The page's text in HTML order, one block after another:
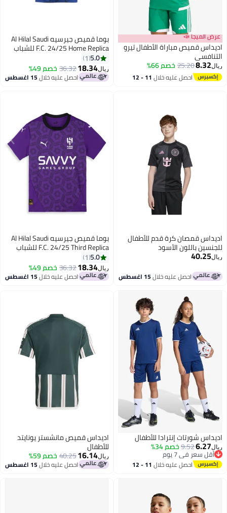
عرض الميجا 📣
اديداس قميص مباراة الأطفال تيرو
التنافسي
ريال8.32
25.20خصم 66%
احصل عليه خلال 11 - 12
بوما قميص جيرسيه Al Hilal Saudi
F.C. 24/25 Home Replica للشباب
5.0
1
ريال18.34
36.32خصم 49%
احصل عليه خلال15 اغسطس
اديداس قمصان كرة قدم للأطفال
للجنسين باللون الأسود
ريال40.25
احصل عليه خلال15 اغسطس
بوما قميص جيرسيه Al Hilal Saudi
F.C. 24/25 Third Replica للشباب
5.0
1
ريال18.34
36.32خصم 49%
احصل عليه خلال15 اغسطس
6
اديداس شورتات إنترادا للأطفال
ريال6.27
9.52خصم 34%
أقل سعر في 7 يوم
أقل سعر في 7 يوماحصل عليه خلال 11 - 12
اديداس قميص مانشستر يونايتد
للأطفال
ريال16.14
40.25خصم 59%
احصل عليه خلال15 اغسطس